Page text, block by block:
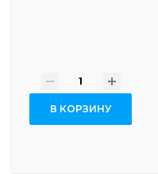
- +
В КОРЗИНУ